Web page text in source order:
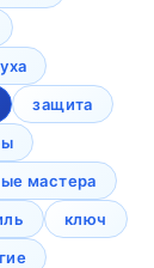
защита
мастера
ключ